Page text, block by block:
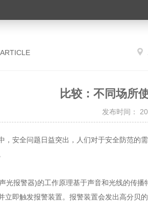
比较：不同场所
发布时间：
安全问题日益突出，人们对于安全防范的需
报警器)的工作原理基于声音和光线的传播
立即触发报警装置。报警装置会发出高分贝